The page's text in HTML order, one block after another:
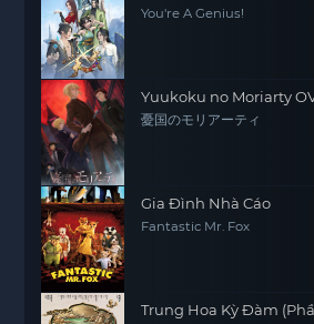
You're A Genius!
Yuukoku no Moriarty
憂国のモリアーティ
Gia Đình Nhà Cáo
Fantastic Mr. Fox
Trung Hoa Kỳ Đàm